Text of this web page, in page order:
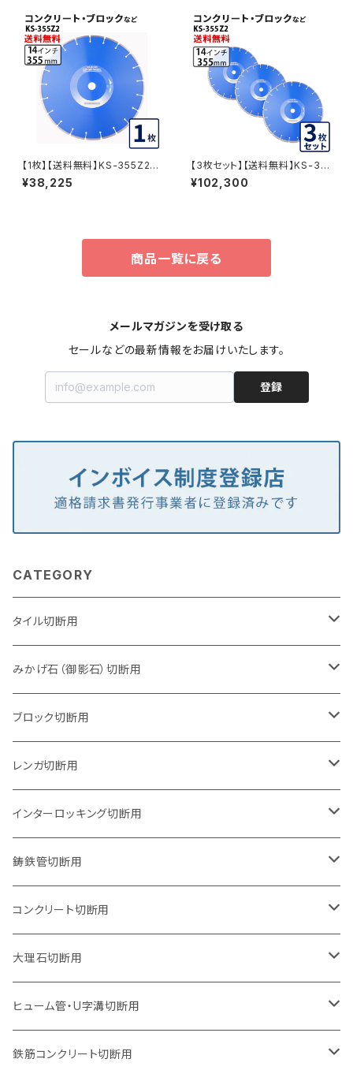
【1枚】【送料無料】KS-355Z2
乾式 KSセグメント ゼットツー 1
4インチ 355mm コンクリート・
¥38,225
【3枚セット】【送料無料】KS-35
5Z2 乾式 KSセグメント ゼット
ツー 14インチ 355mm ダイヤ
¥102,300
商品一覧に戻る
メールマガジンを受け取る
セールなどの最新情報をお届けいたします。
登録
CATEGORY
タイル切断用
105mm（4インチ）
125mm（5インチ）
グラインダー取付用
石井超硬電動切断機 取付用
みかげ石（御影石）切断用
105mm（4インチ）
セグメントタイプ
セグメントタイプ（ビス穴付き
125mm（5インチ）
セグメントタイプ
セグメントタイプ（ビス穴付き
150mm（6インチ）
セグメントタイプ
180mm（7インチ）
セグメントタイプ
205mm（8インチ）
セグメントタイプ
230mm（9インチ）
セグメントタイプ
305mm（12インチ）
セグメント
355mm（14インチ）
ブロック切断用
105mm（4インチ）
セグメントタイプ
ウェーブタイプ
125mm（5インチ）
セグメントタイプ
ウェーブタイプ
150mm（6インチ）
セグメントタイプ
ウェーブタイプ
180mm（7インチ）
セグメントタイプ
ウェーブタイプ
205mm（8インチ）
セグメントタイプ
ウェーブタイプ
230mm（9インチ）
セグメントタイプ
255mm（10インチ）
レンガ切断用
105mm（4インチ）
セグメントタイプ
ウェーブタイプ
125mm（5インチ）
セグメントタイプ
ウェーブタイプ
150mm（6インチ）
セグメントタイプ
ウェーブタイプ
180mm（7インチ）
セグメントタイプ
ウェーブタイプ
205mm（8インチ）
セグメントタイプ
230mm（9インチ）
インターロッキング切断用
105mm（4インチ）
セグメントタイプ
セグメントタイプ（ビス穴付き
125mm（5インチ）
セグメントタイプ
セグメントタイプ（ビス穴付き
150mm（6インチ）
セグメントタイプ
180mm（7インチ）
セグメントタイプ
205mm（8インチ）
鋳鉄管切断用
105mm（4インチ）
セグメントタイプ
セグメントタイプ（ビス穴付き
125mm（5インチ）
セグメントタイプ
セグメントタイプ（ビス穴付き
150mm（6インチ）
セグメントタイプ
180mm（7インチ）
コンクリート切断用
105mm（4インチ）
セグメントタイプ
ウェーブタイプ
125mm（5インチ）
セグメントタイプ
150mm（6インチ）
大理石切断用
125mm（5インチ）
ヒューム管・U字溝切断用
105mm（4インチ）
鉄筋コンクリート切断用